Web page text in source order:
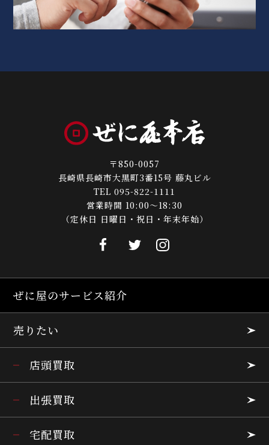
〒850-0057
長崎県長崎市大黒町3番15号 藤丸ビル
TEL 095-822-1111
営業時間 10:00～18:30
（定休日 日曜日・祝日・年末年始）
ぜに屋のサービス紹介
売りたい
店頭買取
出張買取
宅配買取